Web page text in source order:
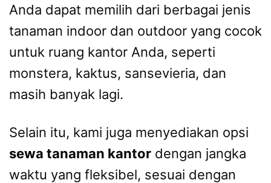
Anda dapat memilih dari berbagai jenis
tanaman indoor dan outdoor yang cocok
untuk ruang kantor Anda, seperti
monstera, kaktus, sansevieria, dan
masih banyak lagi.
Selain itu, kami juga menyediakan opsi
sewa tanaman kantor dengan jangka
waktu yang fleksibel, sesuai dengan